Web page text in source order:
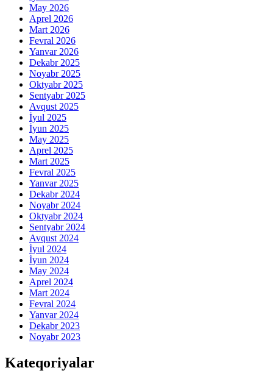
May 2026
Aprel 2026
Mart 2026
Fevral 2026
Yanvar 2026
Dekabr 2025
Noyabr 2025
Oktyabr 2025
Sentyabr 2025
Avqust 2025
İyul 2025
İyun 2025
May 2025
Aprel 2025
Mart 2025
Fevral 2025
Yanvar 2025
Dekabr 2024
Noyabr 2024
Oktyabr 2024
Sentyabr 2024
Avqust 2024
İyul 2024
İyun 2024
May 2024
Aprel 2024
Mart 2024
Fevral 2024
Yanvar 2024
Dekabr 2023
Noyabr 2023
Kateqoriyalar